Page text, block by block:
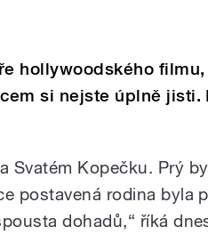
hollywoodského
si nejste úplně jisti.
Svatém Kopečku. Prý
postavená rodina byla
dohadů,“ říká